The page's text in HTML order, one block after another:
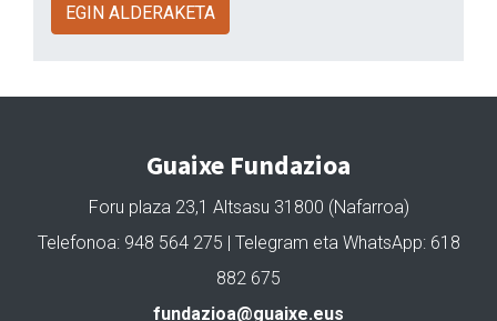
EGIN ALDERAKETA
Guaixe Fundazioa
Foru plaza 23,1 Altsasu 31800 (Nafarroa)
Telefonoa: 948 564 275 | Telegram eta WhatsApp: 618
882 675
fundazioa@guaixe.eus